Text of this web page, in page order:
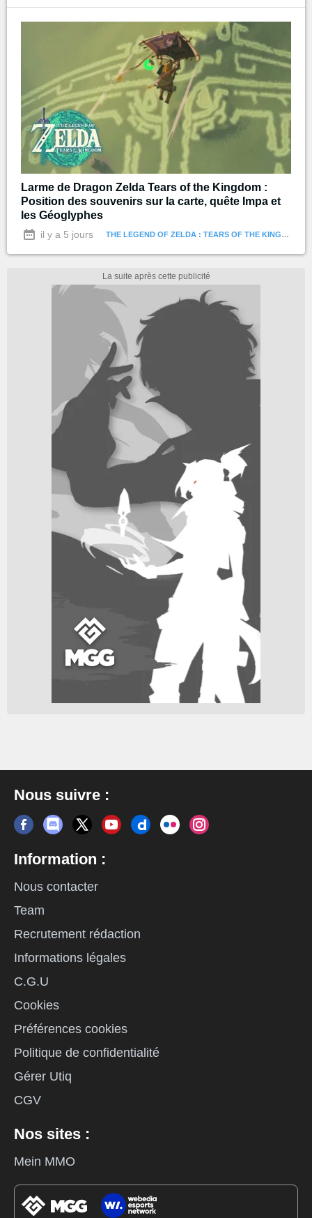
Larme de Dragon Zelda Tears of the Kingdom :
Position des souvenirs sur la carte, quête Impa et
les Géoglyphes
il y a 5 jours THE LEGEND OF ZELDA : TEARS OF THE KINGDOM
Nous suivre :
Information :
Nous contacter
Team
Recrutement rédaction
Informations légales
C.G.U
Cookies
Préférences cookies
Politique de confidentialité
Gérer Utiq
CGV
Nos sites :
Mein MMO